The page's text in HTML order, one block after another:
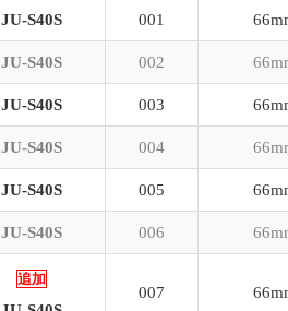
JU-S40S 001
JU-S40S 002
JU-S40S 003
JU-S40S 004
JU-S40S 005
JU-S40S 006
追加
007